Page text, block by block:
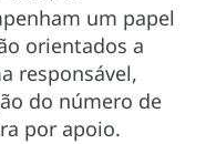
um papel
orientados a
responsável,
do número de
por apoio.